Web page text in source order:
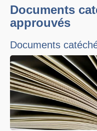
Documents
approuvés
Documents